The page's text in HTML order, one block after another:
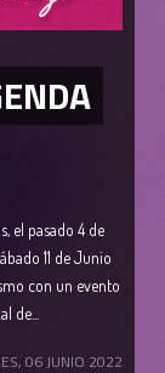
el pasado 4 de
11 de Junio
con un evento
de...
06 JUNIO 2022